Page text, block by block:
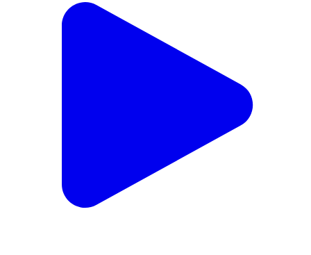
करसोग: केवल देव मगरू महादेव छतरी की है मंडी शिवरात्रि, वरिष्ठ